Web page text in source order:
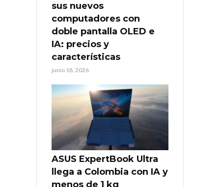
sus nuevos
computadores con
doble pantalla OLED e
IA: precios y
características
junio 18, 2026
ASUS ExpertBook Ultra
llega a Colombia con IA y
menos de 1 kg